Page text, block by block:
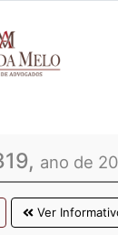
ano de
Ver